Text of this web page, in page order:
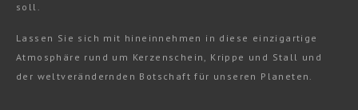
soll.
Lassen Sie sich mit hineinnehmen in diese einzigartige
Atmosphäre rund um Kerzenschein, Krippe und Stall und
der weltverändernden Botschaft für unseren Planeten.